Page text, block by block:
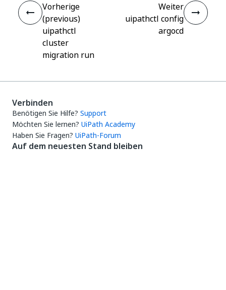
Vorherige
(previous)
uipathctl
cluster
migration run
Weiter
uipathctl config
argocd
Verbinden
Benötigen Sie Hilfe? Support
Möchten Sie lernen? UiPath Academy
Haben Sie Fragen? UiPath-Forum
Auf dem neuesten Stand bleiben